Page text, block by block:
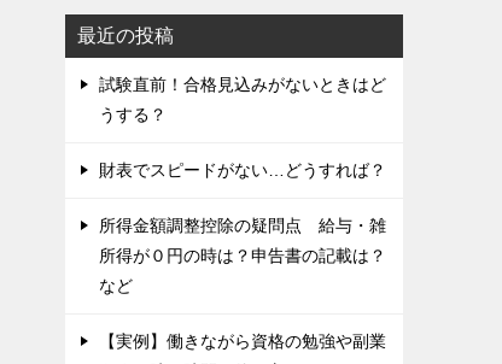
最近の投稿
試験直前！合格見込みがないときはど
うする？
財表でスピードがない…どうすれば？
所得金額調整控除の疑問点 給与・雑
所得が０円の時は？申告書の記載は？
など
【実例】働きながら資格の勉強や副業